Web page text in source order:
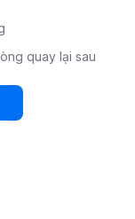
quay lại sau